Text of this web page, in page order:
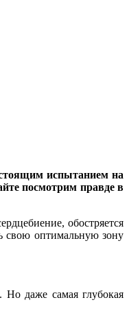
испытанием на
посмотрим правде в
обостряется
свою оптимальную зону
Но даже самая глубокая